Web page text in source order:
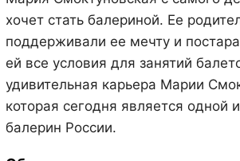
хочет стать балериной. Ее
поддерживали ее мечту и
ей все условия для занятий
удивительная карьера Марии
которая сегодня является одной
балерин России.